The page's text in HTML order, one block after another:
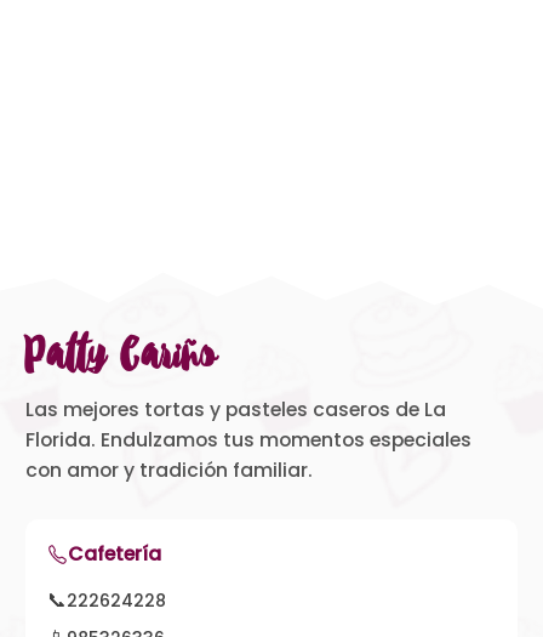
Patty Cariño
Las mejores tortas y pasteles caseros de La
Florida. Endulzamos tus momentos especiales
con amor y tradición familiar.
Cafetería
📞222624228